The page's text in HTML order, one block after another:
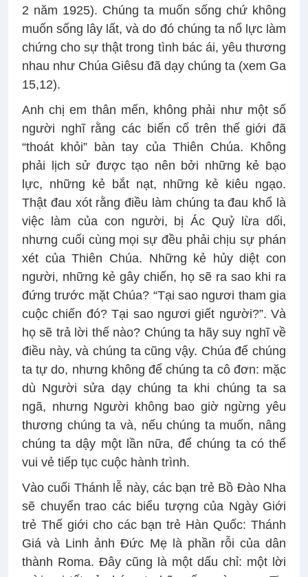
2 năm 1925). Chúng ta muốn sống chứ không
muốn sống lây lất, và do đó chúng ta nổ lực làm
chứng cho sự thật trong tình bác ái, yêu thương
nhau như Chúa Giêsu đã dạy chúng ta (xem Ga
15,12).
Anh chị em thân mến, không phải như một số
người nghĩ rằng các biến cố trên thế giới đã
“thoát khỏi” bàn tay của Thiên Chúa. Không
phải lịch sử được tạo nên bởi những kẻ bạo
lực, những kẻ bắt nạt, những kẻ kiêu ngạo.
Thật đau xót rằng điều làm chúng ta đau khổ là
việc làm của con người, bị Ác Quỷ lừa dối,
nhưng cuối cùng mọi sự đều phải chịu sự phán
xét của Thiên Chúa. Những kẻ hủy diệt con
người, những kẻ gây chiến, họ sẽ ra sao khi ra
đứng trước mặt Chúa? “Tại sao ngươi tham gia
cuộc chiến đó? Tại sao ngươi giết người?”. Và
họ sẽ trả lời thế nào? Chúng ta hãy suy nghĩ về
điều này, và chúng ta cũng vậy. Chúa để chúng
ta tự do, nhưng không để chúng ta cô đơn: mặc
dù Người sửa dạy chúng ta khi chúng ta sa
ngã, nhưng Người không bao giờ ngừng yêu
thương chúng ta và, nếu chúng ta muốn, nâng
chúng ta dậy một lần nữa, để chúng ta có thể
vui vẻ tiếp tục cuộc hành trình.
Vào cuối Thánh lễ này, các bạn trẻ Bồ Đào Nha
sẽ chuyển trao các biểu tượng của Ngày Giới
trẻ Thế giới cho các bạn trẻ Hàn Quốc: Thánh
Giá và Linh ảnh Đức Mẹ là phần rỗi của dân
thành Roma. Đây cũng là một dấu chỉ: một lời